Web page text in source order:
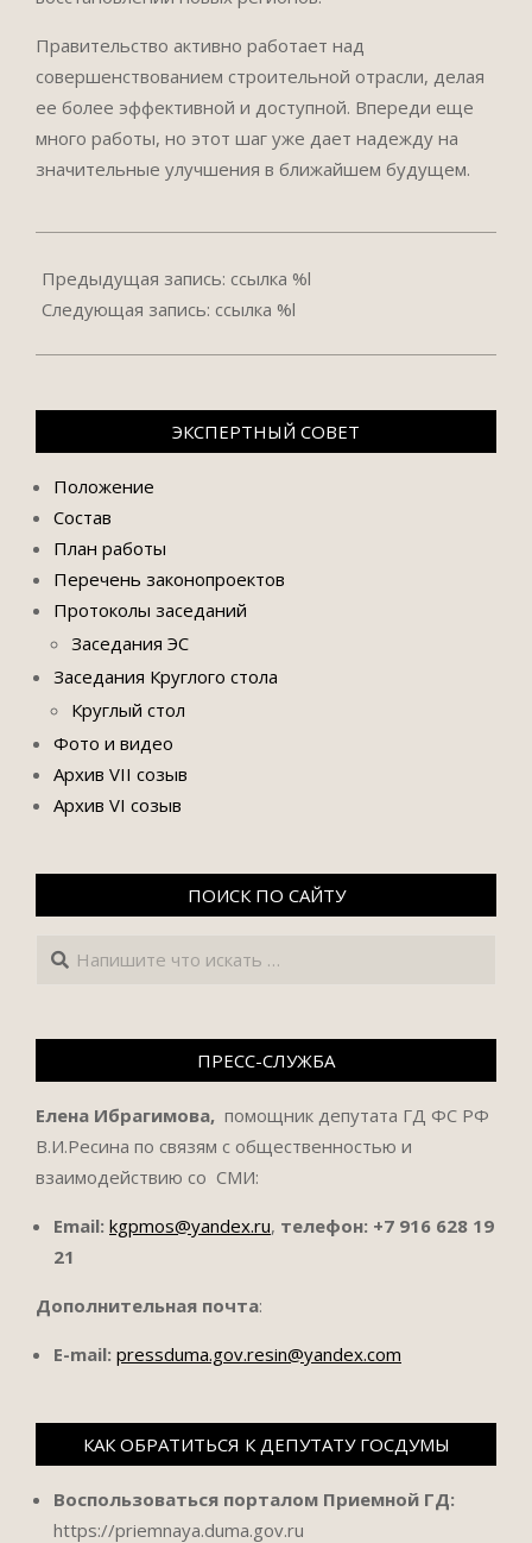
Правительство активно работает над
совершенствованием строительной отрасли, делая
ее более эффективной и доступной. Впереди еще
много работы, но этот шаг уже дает надежду на
значительные улучшения в ближайшем будущем.
06-
13
Предыдущая запись: ссылка %l
Следующая запись: ссылка %l
ЭКСПЕРТНЫЙ СОВЕТ
Положение
Состав
План работы
Перечень законопроектов
Протоколы заседаний
Заседания ЭС
Заседания Круглого стола
Круглый стол
Фото и видео
Архив VII созыв
Архив VI созыв
ПОИСК ПО САЙТУ
Поиск
ПРЕСС-СЛУЖБА
Елена Ибрагимова, помощник депутата ГД ФС РФ
В.И.Ресина по связям с общественностью и
взаимодействию со СМИ:
Email: kgpmos@yandex.ru, телефон: +7 916 628 19
21
Дополнительная почта:
E-mail: pressduma.gov.resin@yandex.com
КАК ОБРАТИТЬСЯ К ДЕПУТАТУ ГОСДУМЫ
Воспользоваться порталом Приемной ГД:
https://priemnaya.duma.gov.ru